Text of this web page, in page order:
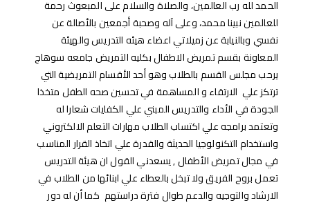
الحمد لله رب العالمين، والصلاة والسلام على المبعوث رحمة
للعالمين نبينا محمد، وعلى آله وصحبة أجمعين بالأصالة عن
نفسي وبالنيابة عن زميلاتي اعضاء هيئه التدريس والهيئة
المعاونة بقسم تمريض الاطفال بكليه التمريض جامعه سوهاج
يرحب مجلس القسم بالطلاب وهو أحد الأقسام التمريضية التي
ترتكز علي الارتقاء و المساهمة في تحسين صحه الطفل متخذا
الجودة في الأداء والتدريس المبني علي الكفايات شعارا له
وتعتمد برامجه علي اكتساب الطلاب مهارات التعلم الالكتروني
واستخدام التكنولوجيا الحديثة والقدرة علي اتخاذ القرار المناسب
في مجال تمريض الأطفال , يسعدني القول ان هيئة التدريس
تعمل بروح الفريق ولا تبخل بالعطاء علي ابنائها من الطلاب في
الارشاد والتوجيه والدعم طوال فترة دراستهم كما أن له دور